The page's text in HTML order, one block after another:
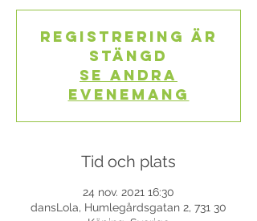
Registrering är
stängd
Se andra
evenemang
Tid och plats
24 nov. 2021 16:30
dansLola, Humlegårdsgatan 2, 731 30